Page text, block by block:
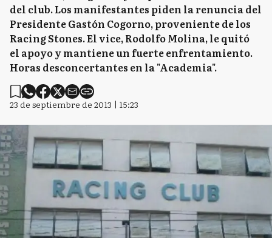
del club. Los manifestantes piden la renuncia del
Presidente Gastón Cogorno, proveniente de los
Racing Stones. El vice, Rodolfo Molina, le quitó
el apoyo y mantiene un fuerte enfrentamiento.
Horas desconcertantes en la "Academia".
23 de septiembre de 2013 | 15:23